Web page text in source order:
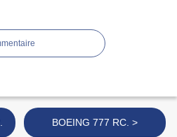
BOEING 777 RC. >